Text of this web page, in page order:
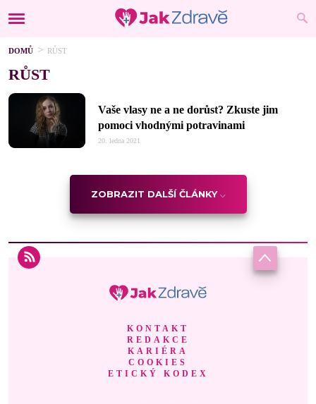
DOMŮ RŮST
RŮST
Vaše vlasy ne a ne dorůst? Zkuste jim
pomoci vhodnými potravinami
20. ledna 2021
ZOBRAZIT DALŠÍ ČLÁNKY
KONTAKT
REDAKCE
KARIÉRA
COOKIES
ETICKÝ KODEX